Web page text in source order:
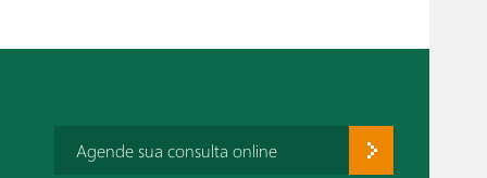
Agende sua consulta online